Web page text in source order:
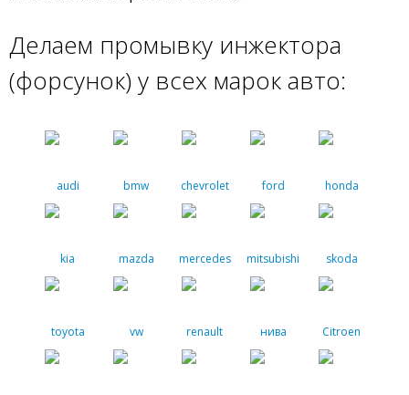
Делаем промывку инжектора
(форсунок) у всех марок авто:
audi bmw chevrolet ford honda
kia mazda mercedes mitsubishi skoda
toyota vw renault нива Citroen